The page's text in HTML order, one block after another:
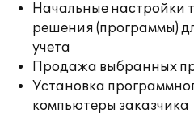
Начальные настройки
решения (программы)
учета
Продажа выбранных
Установка
компьютеры заказчика